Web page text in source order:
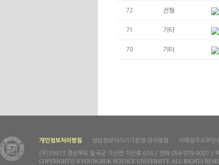
72 전형
71 기타
70 기타
개인정보처리방침 영상정보처리기기운영·관리방침 이메일주소무단
(우)39913 경상북도 칠곡군 기산면 지산로 634 / 전화 054-979-9001 /
COPYRIGHTⓒ KYOUNGBUK SCIENCE UNIVERSITY. ALL RIGHTS